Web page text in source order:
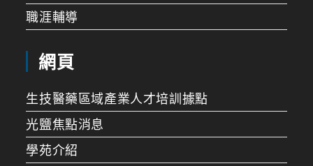
職涯輔導
網頁
生技醫藥區域產業人才培訓據點
光鹽焦點消息
學苑介紹